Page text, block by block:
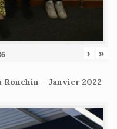
› »
– Janvier 2022